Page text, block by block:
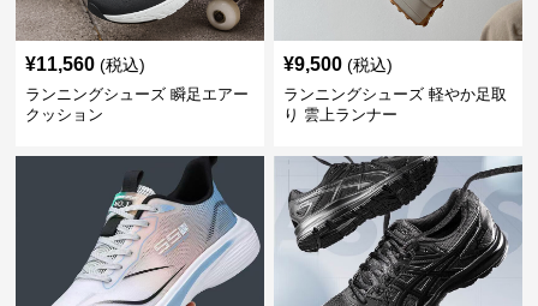
¥11,560 (税込)
ランニングシューズ 瞬足エアー
クッション
¥9,500 (税込)
ランニングシューズ 軽やか足取
り 雲上ランナー